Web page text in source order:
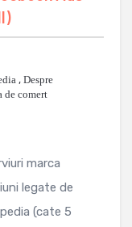
, Despre
de comert
marca
legate de
(cate 5